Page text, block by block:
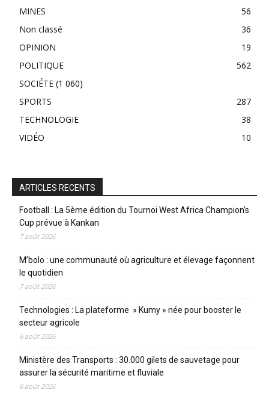
MINES
56
Non classé
36
OPINION
19
POLITIQUE
562
SOCIÉTE (1 060)
SPORTS
287
TECHNOLOGIE
38
VIDÉO
10
ARTICLES RECENTS
Football : La 5ème édition du Tournoi West Africa Champion’s
Cup prévue à Kankan
7 août 2026
M’bolo : une communauté où agriculture et élevage façonnent
le quotidien
7 août 2026
Technologies : La plateforme » Kumy » née pour booster le
secteur agricole
6 août 2026
Ministère des Transports : 30.000 gilets de sauvetage pour
assurer la sécurité maritime et fluviale
6 août 2026